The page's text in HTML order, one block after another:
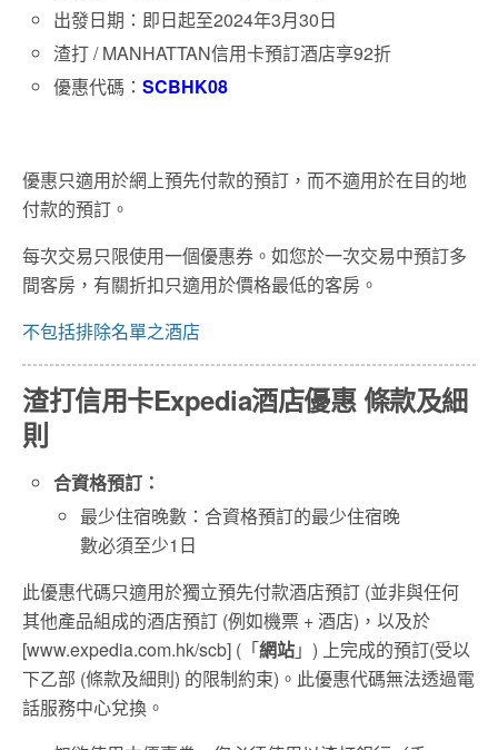
出發日期：即日起至2024年3月30日
渣打 / MANHATTAN信用卡預訂酒店享92折
優惠代碼：SCBHK08
優惠只適用於網上預先付款的預訂，而不適用於在目的地
付款的預訂。
每次交易只限使用一個優惠券。如您於一次交易中預訂多
間客房，有關折扣只適用於價格最低的客房。
不包括排除名單之酒店
渣打信用卡Expedia酒店優惠 條款及細
則
合資格預訂：
最少住宿晚數：合資格預訂的最少住宿晚
數必須至少1日
此優惠代碼只適用於獨立預先付款酒店預訂 (並非與任何
其他產品組成的酒店預訂 (例如機票 + 酒店)，以及於
[www.expedia.com.hk/scb] (「網站」) 上完成的預訂(受以
下乙部 (條款及細則) 的限制約束)。此優惠代碼無法透過電
話服務中心兌換。